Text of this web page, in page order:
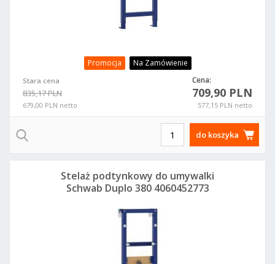
Promocja Na Zamówienie
Stara cena
835,17 PLN
679,00 PLN netto
Cena:
709,90 PLN
577,15 PLN netto
do koszyka
Stelaż podtynkowy do umywalki
Schwab Duplo 380 4060452773